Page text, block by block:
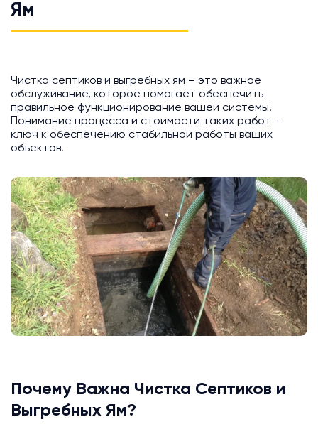
Ям
Чистка септиков и выгребных ям – это важное
обслуживание, которое помогает обеспечить
правильное функционирование вашей системы.
Понимание процесса и стоимости таких работ –
ключ к обеспечению стабильной работы ваших
объектов.
Почему Важна Чистка Септиков и
Выгребных Ям?